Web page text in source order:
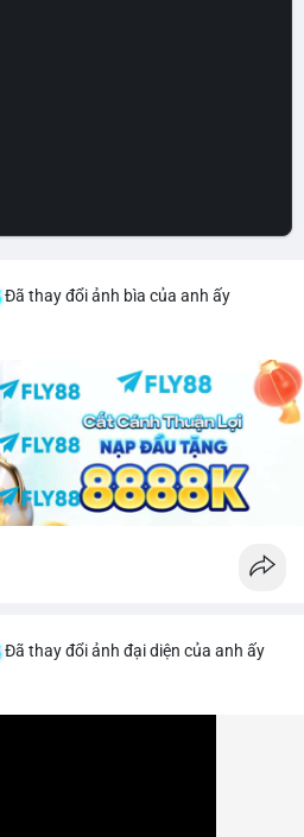
Đã thay đổi ảnh bìa của anh ấy
Đã thay đổi ảnh đại diện của anh ấy